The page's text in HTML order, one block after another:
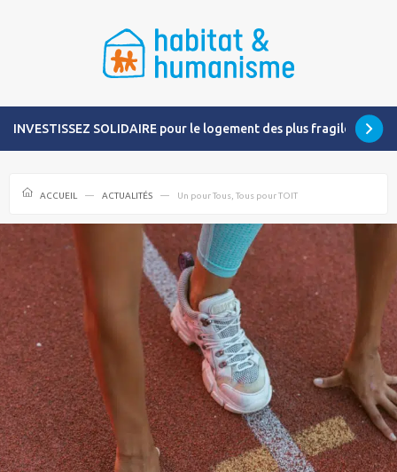
INVESTISSEZ SOLIDAIRE pour le logement des plus fragiles
ACCUEIL ACTUALITÉS Un pour Tous, Tous pour TOIT